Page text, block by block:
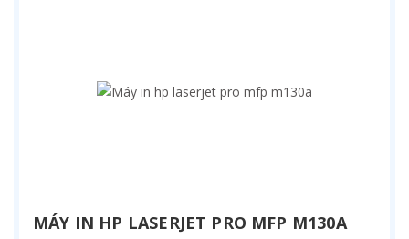
MÁY IN HP LASERJET PRO MFP M130A